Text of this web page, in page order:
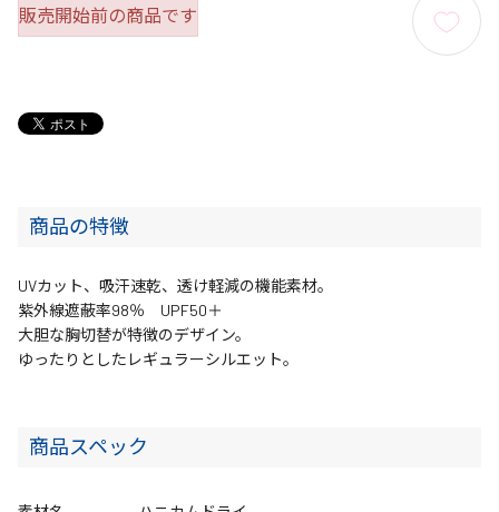
販売開始前の商品です
商品の特徴
UVカット、吸汗速乾、透け軽減の機能素材。
紫外線遮蔽率98％ UPF50＋
大胆な胸切替が特徴のデザイン。
ゆったりとしたレギュラーシルエット。
商品スペック